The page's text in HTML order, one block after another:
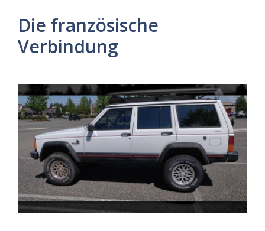
Die französische
Verbindung